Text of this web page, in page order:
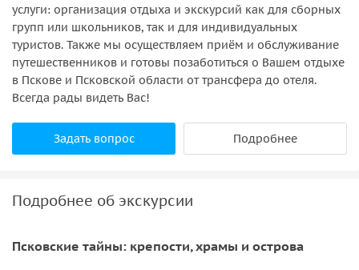
услуги: организация отдыха и экскурсий как для сборных
групп или школьников, так и для индивидуальных
туристов. Также мы осуществляем приём и обслуживание
путешественников и готовы позаботиться о Вашем отдыхе
в Пскове и Псковской области от трансфера до отеля.
Всегда рады видеть Вас!
Задать вопрос Подробнее
Подробнее об экскурсии
Псковские тайны: крепости, храмы и острова